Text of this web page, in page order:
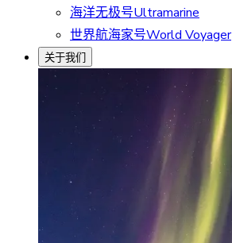
海洋无极号Ultramarine
世界航海家号World Voyager
关于我们